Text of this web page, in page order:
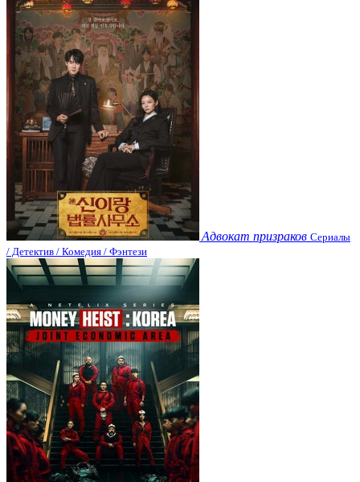
Адвокат призраков Сериалы
/ Детектив / Комедия / Фэнтези